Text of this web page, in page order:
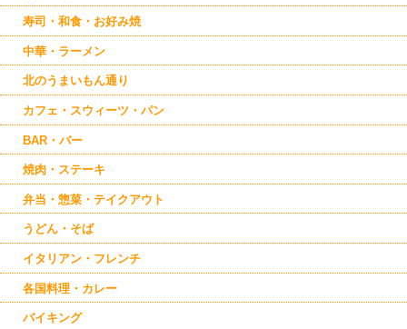
寿司・和食・お好み焼
中華・ラーメン
北のうまいもん通り
カフェ・スウィーツ・パン
BAR・バー
焼肉・ステーキ
弁当・惣菜・テイクアウト
うどん・そば
イタリアン・フレンチ
各国料理・カレー
バイキング